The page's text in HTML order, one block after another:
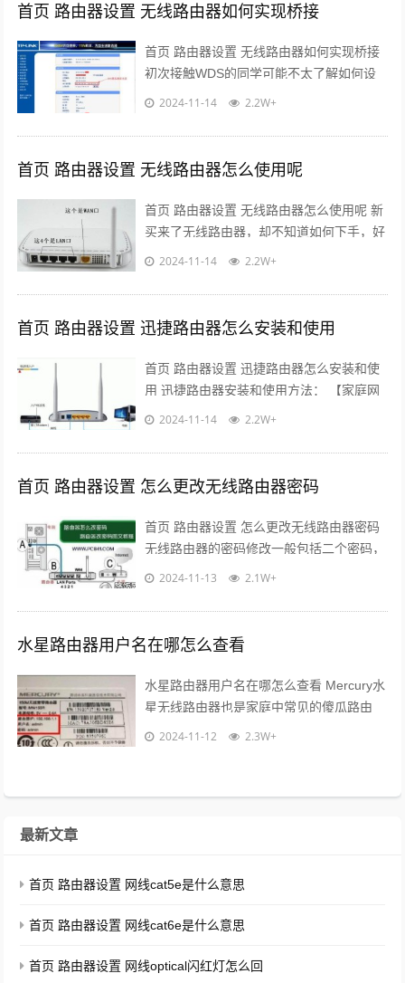
首页 路由器设置 无线路由器如何实现桥接
首页 路由器设置 无线路由器如何实现桥接
初次接触WDS的同学可能不太了解如何设
置WDS，但应该对路由器的一些基本设置
2024-11-14 2.2W+
首页 路由器设置 无线路由器怎么使用呢
首页 路由器设置 无线路由器怎么使用呢 新
买来了无线路由器，却不知道如何下手，好
几个端口，哪个是哪个，怎么正确安装设置
2024-11-14 2.2W+
首页 路由器设置 迅捷路由器怎么安装和使用
首页 路由器设置 迅捷路由器怎么安装和使
用 迅捷路由器安装和使用方法： 【家庭网
络环境布线】： 1、有猫(modem ：猫
2024-11-14 2.2W+
首页 路由器设置 怎么更改无线路由器密码
首页 路由器设置 怎么更改无线路由器密码
无线路由器的密码修改一般包括二个密码，
一个是无线路由器的登录密码，另一个是无
2024-11-13 2.1W+
水星路由器用户名在哪怎么查看
水星路由器用户名在哪怎么查看 Mercury水
星无线路由器也是家庭中常见的傻瓜路由
器，它的安装和其它的家用傻瓜式路由器非
2024-11-12 2.3W+
最新文章
首页 路由器设置 网线cat5e是什么意思
首页 路由器设置 网线cat6e是什么意思
首页 路由器设置 网线optical闪红灯怎么回